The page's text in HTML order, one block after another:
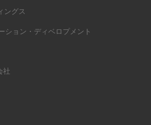
ングス
ション・ディベロプメント
社